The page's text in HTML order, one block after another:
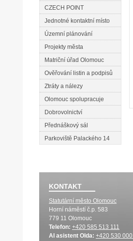
CZECH POINT
Jednotné kontaktní místo
Územní plánování
Projekty města
Matriční úřad Olomouc
Ověřování listin a podpisů
Ztráty a nálezy
Olomouc spolupracuje
Dobrovolnictví
Přednáškový sál
Parkoviště Palackého 14
KONTAKT
Statutární město Olomouc
Horní náměstí č.p. 583
779 11 Olomouc
Telefon: +420 585 513 111
AI asistent Olda: +420 530